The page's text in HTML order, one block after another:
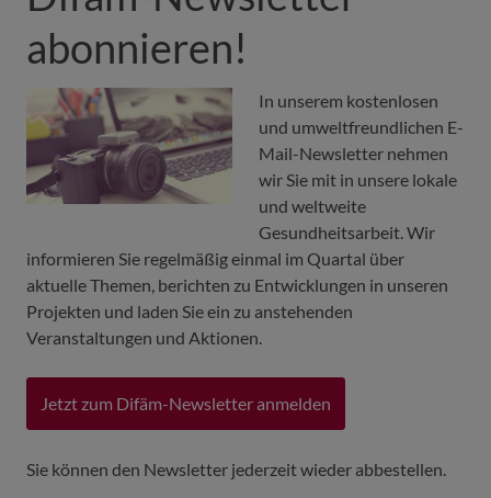
abonnieren!
In unserem kostenlosen
und umweltfreundlichen E-
Mail-Newsletter nehmen
wir Sie mit in unsere lokale
und weltweite
Gesundheitsarbeit. Wir
informieren Sie regelmäßig einmal im Quartal über
aktuelle Themen, berichten zu Entwicklungen in unseren
Projekten und laden Sie ein zu anstehenden
Veranstaltungen und Aktionen.
Jetzt zum Difäm-Newsletter anmelden
Sie können den Newsletter jederzeit wieder abbestellen.